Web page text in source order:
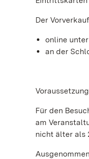
Der
online unter
an der
Für den
am
nicht älter als